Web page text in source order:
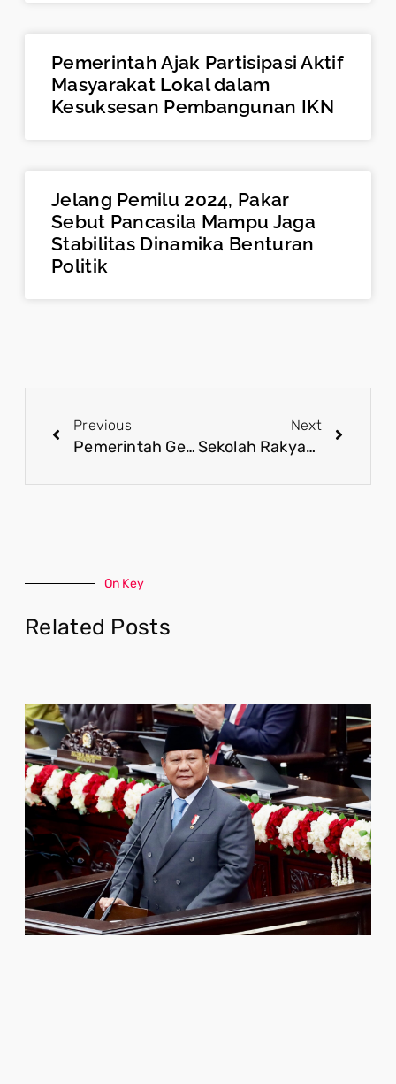
Pemerintah Ajak Partisipasi Aktif
Masyarakat Lokal dalam
Kesuksesan Pembangunan IKN
Jelang Pemilu 2024, Pakar
Sebut Pancasila Mampu Jaga
Stabilitas Dinamika Benturan
Politik
Previous
Pemerintah Gelar Retreat Demi Samakan Persepsi Kepala Sekolah Rakyat
Next
Sekolah Rakyat Jadi Harapan Baru Wujudkan Target Indonesia Emas 2045
On Key
Related Posts